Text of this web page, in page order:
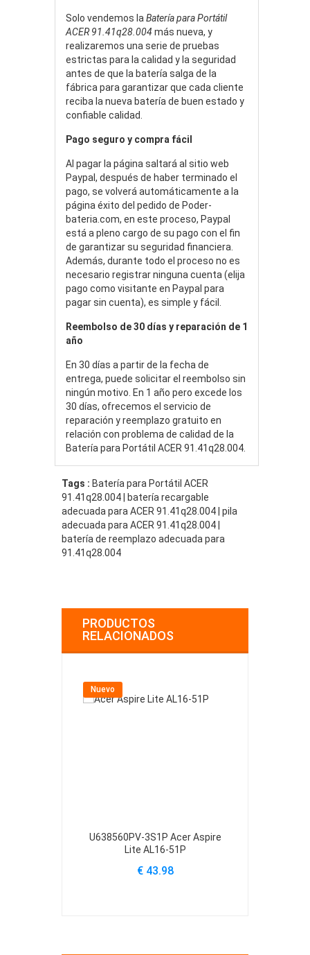
Solo vendemos la Batería para Portátil
ACER 91.41q28.004más nueva, y
realizaremos una serie de pruebas
estrictas para la calidad y la seguridad
antes de que la batería salga de la
fábrica para garantizar que cada cliente
reciba la nueva batería de buen estado y
confiable calidad.
Pago seguro y compra fácil
Al pagar la página saltará al sitio web
Paypal, después de haber terminado el
pago, se volverá automáticamente a la
página éxito del pedido de Poder-
bateria.com, en este proceso, Paypal
está a pleno cargo de su pago con el fin
de garantizar su seguridad financiera.
Además, durante todo el proceso no es
necesario registrar ninguna cuenta (elija
pago como visitante en Paypal para
pagar sin cuenta), es simple y fácil.
Reembolso de 30 días y reparación de 1
año
En 30 días a partir de la fecha de
entrega, puede solicitar el reembolso sin
ningún motivo. En 1 año pero excede los
30 días, ofrecemos el servicio de
reparación y reemplazo gratuito en
relación con problema de calidad de la
Batería para Portátil ACER 91.41q28.004.
Tags : Batería para Portátil ACER
91.41q28.004 | batería recargable
adecuada para ACER 91.41q28.004 | pila
adecuada para ACER 91.41q28.004 |
batería de reemplazo adecuada para
91.41q28.004
PRODUCTOS
RELACIONADOS
Nuevo
U638560PV-3S1P Acer Aspire
Lite AL16-51P
€ 43.98